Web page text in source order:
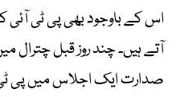
اس کے باوجود بھی پی ٹی
آتے ہیں۔ چند روز قبل چترال
صدارت ایک اجلاس میں پی